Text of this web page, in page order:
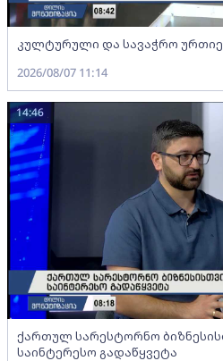
კულტურული და სავაჭრო
2026/08/07 11:14
ქართულ სარესტორნო
საინტერესო გადაწყვეტა
14:46